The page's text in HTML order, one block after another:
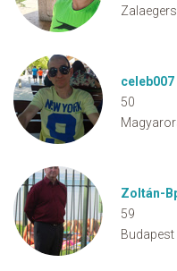
celeb007
50
Zoltán-
59
Budapest